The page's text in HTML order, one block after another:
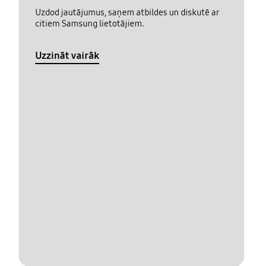
Uzdod jautājumus, saņem atbildes un diskutē ar
citiem Samsung lietotājiem.
Uzzināt vairāk